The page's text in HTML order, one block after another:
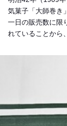
気菓子「大師巻き
一日の販売数に限
れていることから